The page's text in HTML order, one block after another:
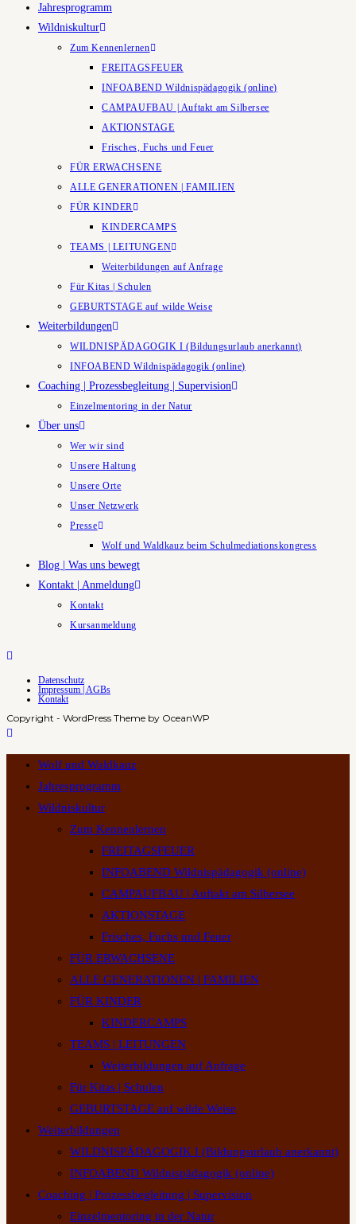
Jahresprogramm
Wildniskultur
Zum Kennenlernen
FREITAGSFEUER
INFOABEND Wildnispädagogik (online)
CAMPAUFBAU | Auftakt am Silbersee
AKTIONSTAGE
Frisches, Fuchs und Feuer
FÜR ERWACHSENE
ALLE GENERATIONEN | FAMILIEN
FÜR KINDER
KINDERCAMPS
TEAMS | LEITUNGEN
Weiterbildungen auf Anfrage
Für Kitas | Schulen
GEBURTSTAGE auf wilde Weise
Weiterbildungen
WILDNISPÄDAGOGIK I (Bildungsurlaub anerkannt)
INFOABEND Wildnispädagogik (online)
Coaching | Prozessbegleitung | Supervision
Einzelmentoring in der Natur
Über uns
Wer wir sind
Unsere Haltung
Unsere Orte
Unser Netzwerk
Presse
Wolf und Waldkauz beim Schulmediationskongress
Blog | Was uns bewegt
Kontakt | Anmeldung
Kontakt
Kursanmeldung
Datenschutz
Impressum | AGBs
Kontakt
Copyright - WordPress Theme by OceanWP
Wolf und Waldkauz
Jahresprogramm
Wildniskultur
Zum Kennenlernen
FREITAGSFEUER
INFOABEND Wildnispädagogik (online)
CAMPAUFBAU | Auftakt am Silbersee
AKTIONSTAGE
Frisches, Fuchs und Feuer
FÜR ERWACHSENE
ALLE GENERATIONEN | FAMILIEN
FÜR KINDER
KINDERCAMPS
TEAMS | LEITUNGEN
Weiterbildungen auf Anfrage
Für Kitas | Schulen
GEBURTSTAGE auf wilde Weise
Weiterbildungen
WILDNISPÄDAGOGIK I (Bildungsurlaub anerkannt)
INFOABEND Wildnispädagogik (online)
Coaching | Prozessbegleitung | Supervision
Einzelmentoring in der Natur